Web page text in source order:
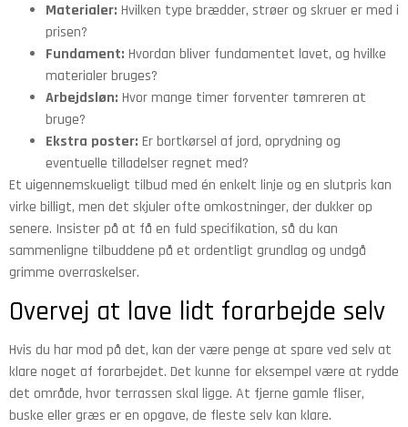
Materialer: Hvilken type brædder, strøer og skruer er med i
prisen?
Fundament: Hvordan bliver fundamentet lavet, og hvilke
materialer bruges?
Arbejdsløn: Hvor mange timer forventer tømreren at
bruge?
Ekstra poster: Er bortkørsel af jord, oprydning og
eventuelle tilladelser regnet med?
Et uigennemskueligt tilbud med én enkelt linje og en slutpris kan
virke billigt, men det skjuler ofte omkostninger, der dukker op
senere. Insister på at få en fuld specifikation, så du kan
sammenligne tilbuddene på et ordentligt grundlag og undgå
grimme overraskelser.
Overvej at lave lidt forarbejde selv
Hvis du har mod på det, kan der være penge at spare ved selv at
klare noget af forarbejdet. Det kunne for eksempel være at rydde
det område, hvor terrassen skal ligge. At fjerne gamle fliser,
buske eller græs er en opgave, de fleste selv kan klare.